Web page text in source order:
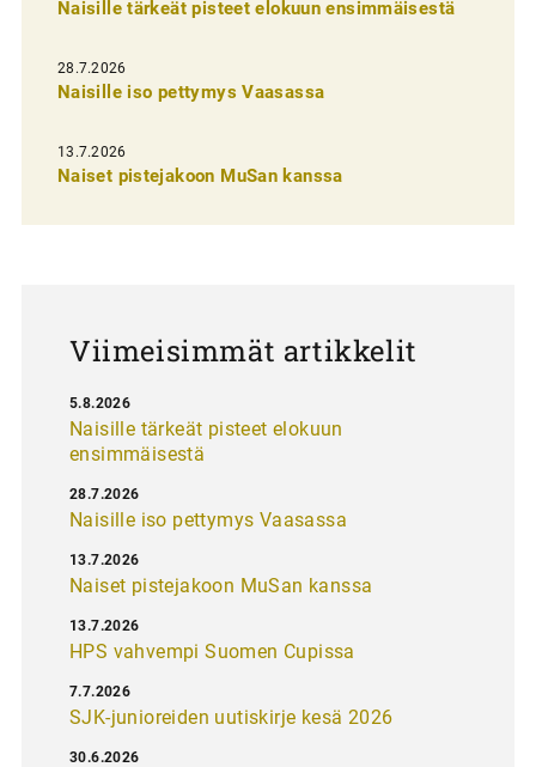
i
e
n
e
Naisille tärkeät pisteet elokuun ensimmäisestä
28.7.2026
Naisille iso pettymys Vaasassa
13.7.2026
Naiset pistejakoon MuSan kanssa
Viimeisimmät artikkelit
Naisille tärkeät pisteet elokuun
ensimmäisestä
5.8.2026
Naisille iso pettymys Vaasassa
28.7.2026
Naiset pistejakoon MuSan kanssa
13.7.2026
HPS vahvempi Suomen Cupissa
13.7.2026
SJK-junioreiden uutiskirje kesä 2026
7.7.2026
30.6.2026